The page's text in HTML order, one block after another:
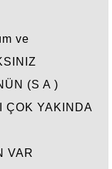
ve
(S A )
ÇOK YAKINDA
VAR